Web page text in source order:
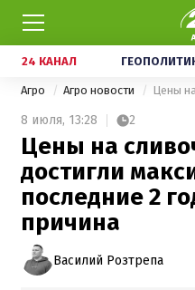
24 КАНАЛ
Агро Агро новости
8 июля, 13:28 2
Цены на
достигли
последние 2
причина
Василий Розтрепа